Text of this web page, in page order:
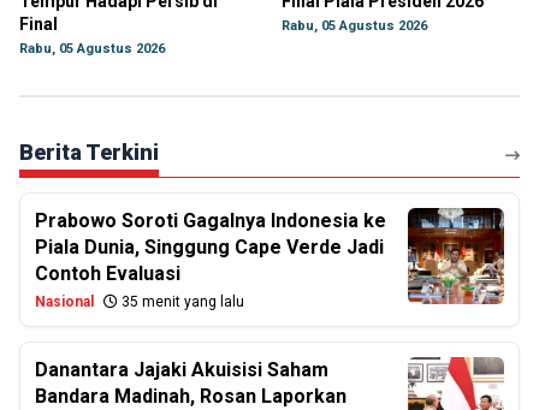
Final
Rabu, 05 Agustus 2026
Rabu, 05 Agustus 2026
Berita Terkini
Prabowo Soroti Gagalnya Indonesia ke
Piala Dunia, Singgung Cape Verde Jadi
Contoh Evaluasi
Nasional 35 menit yang lalu
Danantara Jajaki Akuisisi Saham
Bandara Madinah, Rosan Laporkan